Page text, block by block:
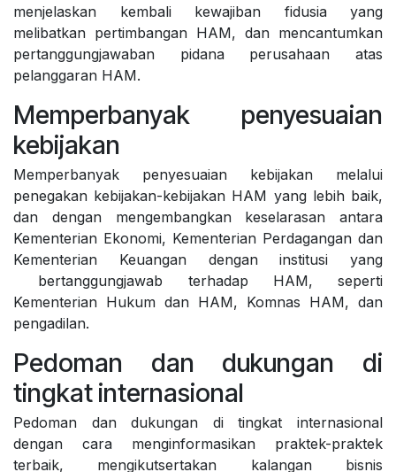
menjelaskan kembali kewajiban fidusia yang
melibatkan pertimbangan HAM, dan mencantumkan
pertanggungjawaban pidana perusahaan atas
pelanggaran HAM.
Memperbanyak penyesuaian
kebijakan
Memperbanyak penyesuaian kebijakan melalui
penegakan kebijakan-kebijakan HAM yang lebih baik,
dan dengan mengembangkan keselarasan antara
Kementerian Ekonomi, Kementerian Perdagangan dan
Kementerian Keuangan dengan institusi yang
bertanggungjawab terhadap HAM, seperti
Kementerian Hukum dan HAM, Komnas HAM, dan
pengadilan.
Pedoman dan dukungan di
tingkat internasional
Pedoman dan dukungan di tingkat internasional
dengan cara menginformasikan praktek-praktek
terbaik, mengikutsertakan kalangan bisnis